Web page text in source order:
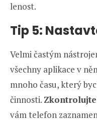
lenost.
Tip 5:
Velmi častým
všechny aplikace v
mnoho času, který
činnosti.
vám telefon